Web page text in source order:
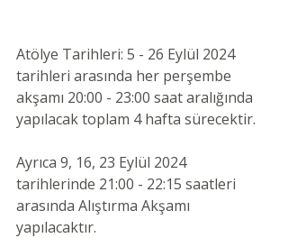
Atölye Tarihleri: 5 - 26 Eylül 2024
tarihleri arasında her perşembe
akşamı 20:00 - 23:00 saat aralığında
yapılacak toplam 4 hafta sürecektir.
Ayrıca 9, 16, 23 Eylül 2024
tarihlerinde 21:00 - 22:15 saatleri
arasında Alıştırma Akşamı
yapılacaktır.